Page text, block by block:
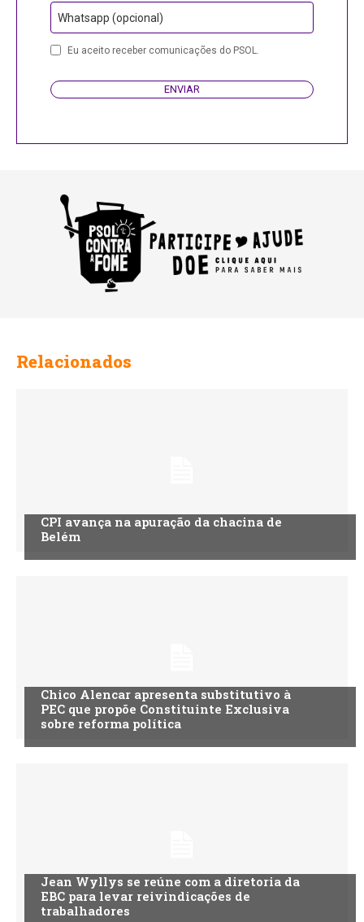
Whatsapp (opcional)
Eu aceito receber comunicações do PSOL.
ENVIAR
Relacionados
CPI avança na apuração da chacina de
Belém
Chico Alencar apresenta substitutivo à
PEC que propõe Constituinte Exclusiva
sobre reforma política
Jean Wyllys se reúne com a diretoria da
EBC para levar reivindicações de
trabalhadores